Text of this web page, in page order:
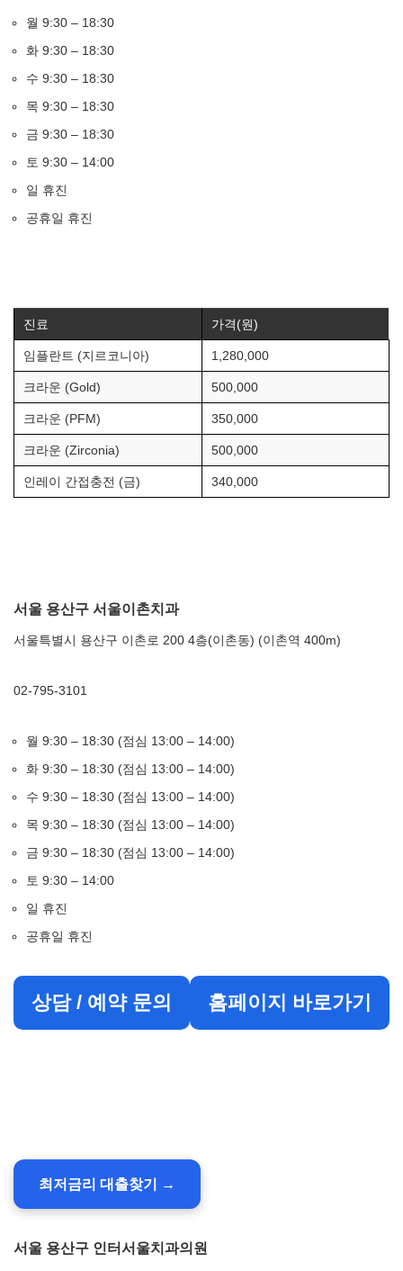
월 9:30 – 18:30
화 9:30 – 18:30
수 9:30 – 18:30
목 9:30 – 18:30
금 9:30 – 18:30
토 9:30 – 14:00
일 휴진
공휴일 휴진
진료 가격(원)
임플란트 (지르코니아) 1,280,000
크라운 (Gold) 500,000
크라운 (PFM) 350,000
크라운 (Zirconia) 500,000
인레이 간접충전 (금) 340,000
서울 용산구 서울이촌치과
서울특별시 용산구 이촌로 200 4층(이촌동) (이촌역 400m)
02-795-3101
월 9:30 – 18:30 (점심 13:00 – 14:00)
화 9:30 – 18:30 (점심 13:00 – 14:00)
수 9:30 – 18:30 (점심 13:00 – 14:00)
목 9:30 – 18:30 (점심 13:00 – 14:00)
금 9:30 – 18:30 (점심 13:00 – 14:00)
토 9:30 – 14:00
일 휴진
공휴일 휴진
상담 / 예약 문의 홈페이지 바로가기
최저금리 대출찾기 →
서울 용산구 인터서울치과의원